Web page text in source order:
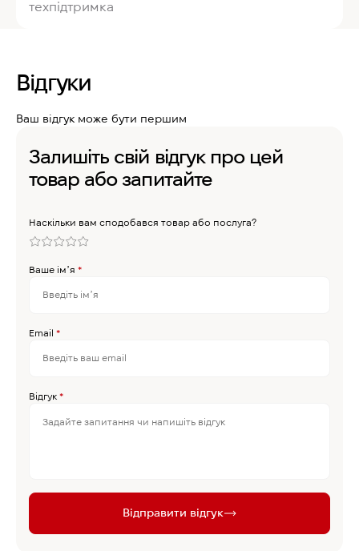
техпідтримка
Відгуки
Ваш відгук може бути першим
Залишіть свій відгук про цей
товар або запитайте
Наскільки вам сподобався товар або послуга?
Ваше імʼя *
Email *
Відгук *
Відправити відгук